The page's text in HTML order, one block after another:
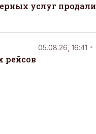
услуг продали
05.08.26, 16:41
рейсов